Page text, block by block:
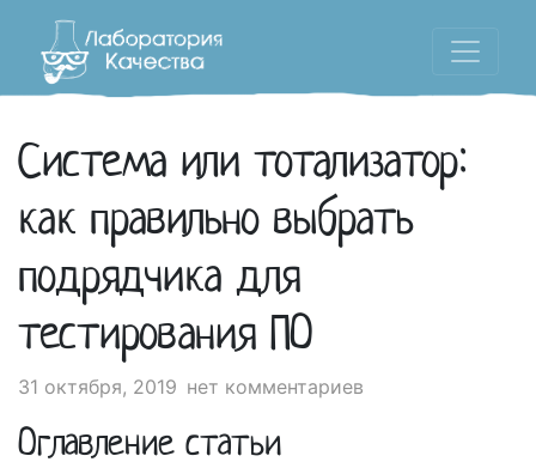
Система или тотализатор:
как правильно выбрать
подрядчика для
тестирования ПО
31 октября, 2019 нет комментариев
Оглавление статьи